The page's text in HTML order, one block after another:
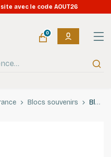
avec le code AOUT26
0
Blocs souvenirs Bloc souvenir N°133 Jean-Baptiste Charcot neuf**.